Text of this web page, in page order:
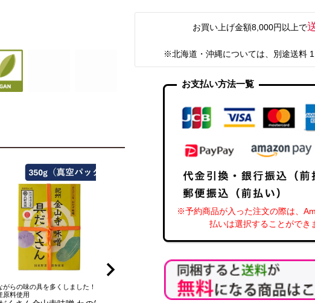
がらの味の具を多くしました！
原料使用
昔ながらの味の具を多くしました！
昔ながらの味の具を
国産原料使用
お買い上げ金額8,000円以上で
※北海道・沖縄については、別途送料
お支払い方法一覧
※予約商品が入った注文の際は、
払いは選択することができ